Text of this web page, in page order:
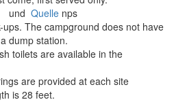
und Quelle nps
The campground does not have
dump station.
toilets are available in the
are provided at each site
is 28 feet.